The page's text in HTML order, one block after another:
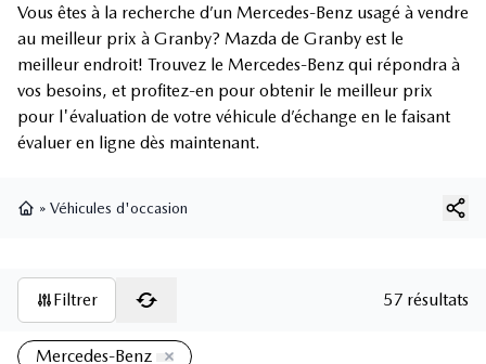
Vous êtes à la recherche d’un Mercedes-Benz usagé à vendre
au meilleur prix à Granby? Mazda de Granby est le
meilleur endroit! Trouvez le Mercedes-Benz qui répondra à
vos besoins, et profitez-en pour obtenir le meilleur prix
pour l'évaluation de votre véhicule d’échange en le faisant
évaluer en ligne dès maintenant.
» Véhicules d'occasion
Filtrer 57 résultats
Mercedes-Benz